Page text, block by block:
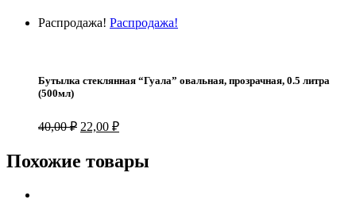
Распродажа! Распродажа!
Бутылка стеклянная “Гуала” овальная, прозрачная, 0.5 литра
(500мл)
40,00₽ Первоначальная
40,00 ₽.
22,00 ₽Текущая
Похожие товары